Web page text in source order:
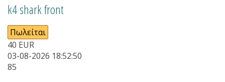
k4 shark front
Πωλείται
40 EUR
03-08-2026 18:52:50
85